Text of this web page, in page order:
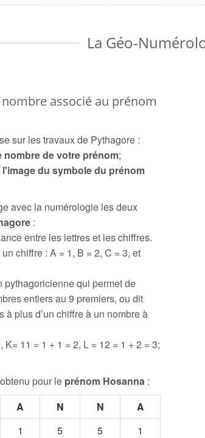
La Géo-
associé au prénom
sur les travaux de Pythagore :
nombre de votre prénom;
l'image du symbole du prénom
avec la numérologie les deux
:
entre les lettres et les chiffres.
chiffre : A = 1, B = 2, C = 3, et
qui permet de
entiers au 9 premiers, ou dit
à plus d’un chiffre à un nombre à
11 = 1 + 1 = 2, L = 12 = 1 + 2 = 3;
pour le prénom Hosanna :
A N N
A
1 5 5 1